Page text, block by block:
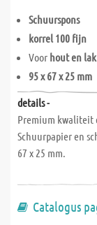
Schuurspons
korrel 100 fijn
Voor hout en lak
95 x 67 x 25 mm
details -
Premium kwaliteit
Schuurpapier en
67 x 25 mm.
Catalogus